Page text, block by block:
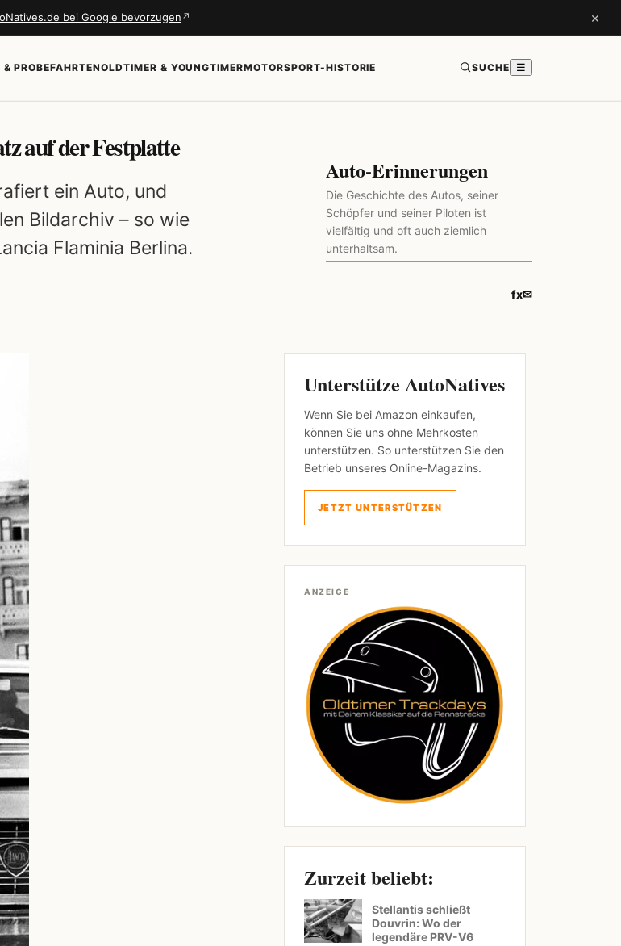
bei Google bevorzugen ↗ ×
PROBEFAHRTENOLDTIMER & YOUNGTIMERMOTORSPORT-HISTORIE SUCHE ☰
auf der Festplatte
ein Auto, und
Bildarchiv – so wie
Flaminia Berlina.
Auto-Erinnerungen
Die Geschichte des Autos, seiner
Schöpfer und seiner Piloten ist
vielfältig und oft auch ziemlich
unterhaltsam.
fx✉
Unterstütze AutoNatives
Wenn Sie bei Amazon einkaufen,
können Sie uns ohne Mehrkosten
unterstützen. So unterstützen Sie den
Betrieb unseres Online-Magazins.
JETZT UNTERSTÜTZEN
ANZEIGE
Zurzeit beliebt:
Stellantis schließt
Douvrin: Wo der
legendäre PRV-V6